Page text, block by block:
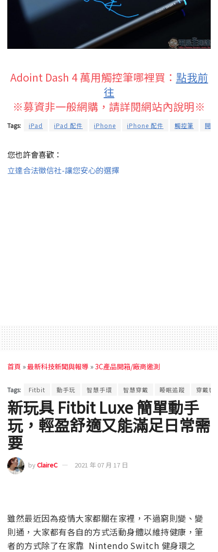
Adoint Dash 4 萬用觸控筆哪裡買： 點我前
往
※募資非一般網購，請詳閱網站內說明※
Tags: iPad iPad 配件 iPhone iPhone 配件 觸控筆 開箱
您也許會喜歡：
立達合法徵信社-讓您安心的選擇
首頁 »最新科技新聞與報導 »3C產品開箱/廠商邀測
Tags: Fitbit 動手玩 智慧手環 智慧穿戴 睡眠追蹤 穿戴裝
新玩具 Fitbit Luxe 簡單動手
玩，輕盈舒適又能滿足日常需
要
byClaireC 2021 年 07 月 17 日
雖然最近因為疫情大家都關在家裡，不過窮則變、變
則通，大家都有各自的方式活動身體以維持健康，筆
者的方式除了在家靠 Nintendo Switch 健身環之